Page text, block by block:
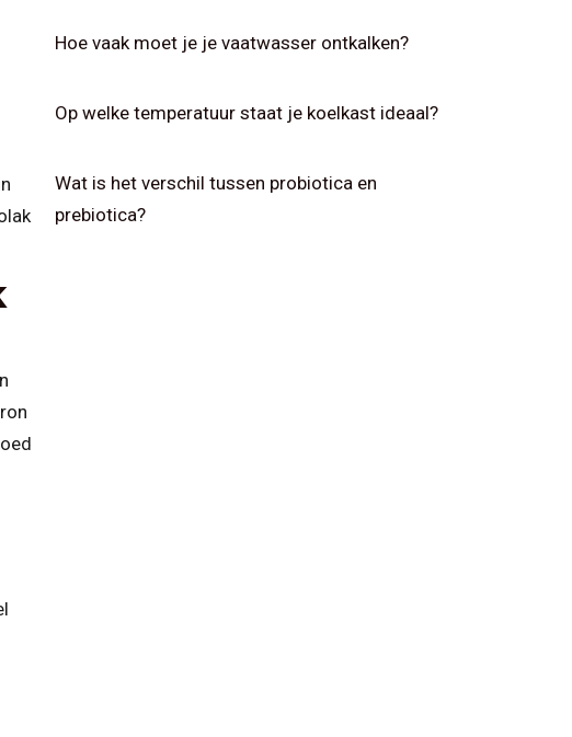
Hoe vaak moet je je vaatwasser ontkalken?
Op welke temperatuur staat je koelkast ideaal?
Wat is het verschil tussen probiotica en
prebiotica?